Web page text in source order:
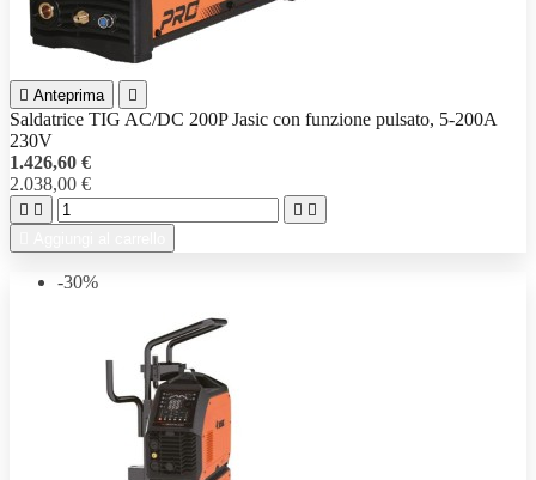
 Anteprima 
Saldatrice TIG AC/DC 200P Jasic con funzione pulsato, 5-200A
230V
1.426,60 €
2.038,00 €
   
-30%